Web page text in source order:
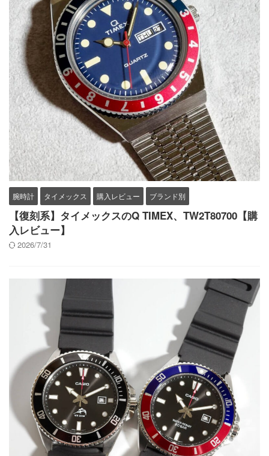
腕時計 タイメックス 購入レビュー ブランド別
【復刻系】タイメックスのQ TIMEX、TW2T80700【購
入レビュー】
2026/7/31